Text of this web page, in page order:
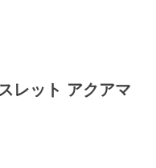
レット アクアマ